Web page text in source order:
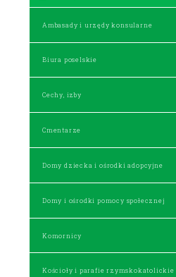
Ambasady i urzędy konsularne
Biura poselskie
Cechy, izby
Cmentarze
Domy dziecka i ośrodki adopcyjne
Domy i ośrodki pomocy społecznej
Komornicy
Kościoły i parafie rzymskokatolickie